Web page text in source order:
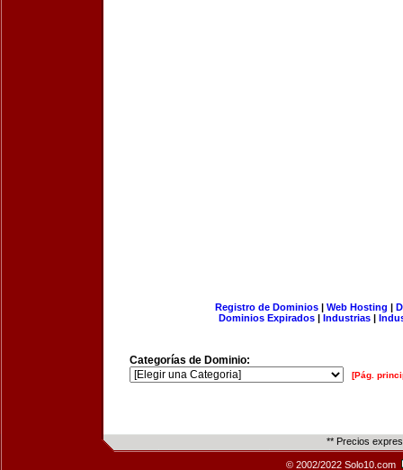
Registro de Dominios| Web Hosting |
Dominios Expirados | Industrias |
Categorías de Dominio:
[Pág.
** Precios
© 2002/2022 Solo10.com